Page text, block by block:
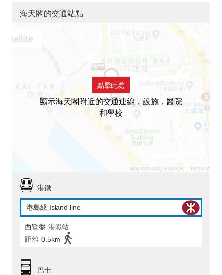
海天閣的交通站點
點擊此處
顯示海天閣附近的交通連線，設施，醫院
和學校
港鐵
港島綫 Island line
西營盤 港鐵站
距離 0.5km
巴士